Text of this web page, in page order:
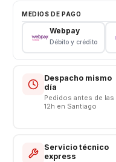
MEDIOS DE PAGO
Webpay
Débito y crédito
Despacho mismo
día
Pedidos antes de las
12h en Santiago
Servicio técnico
express